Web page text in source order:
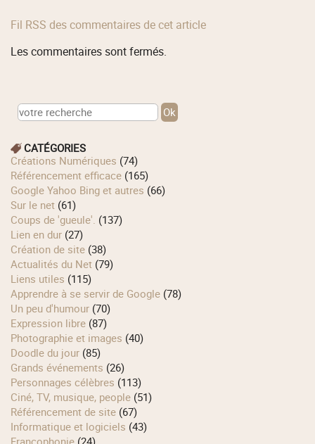
Fil RSS des commentaires de cet article
Les commentaires sont fermés.
CATÉGORIES
Créations Numériques (74)
Référencement efficace (165)
Google Yahoo Bing et autres (66)
Sur le net (61)
Coups de 'gueule'. (137)
Lien en dur (27)
Création de site (38)
Actualités du Net (79)
Liens utiles (115)
Apprendre à se servir de Google (78)
Un peu d'humour (70)
Expression libre (87)
Photographie et images (40)
Doodle du jour (85)
Grands événements (26)
Personnages célèbres (113)
Ciné, TV, musique, people (51)
Référencement de site (67)
Informatique et logiciels (43)